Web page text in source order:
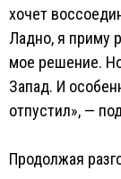
хочет
Ладно, я приму
мое решение.
Запад. И
отпустил», —
Продолжая